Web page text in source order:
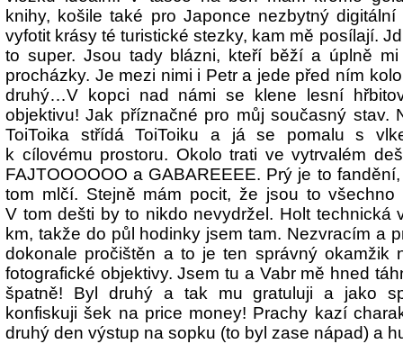
knihy, košile také pro Japonce nezbytný
vyfotit krásy té turistické stezky, kam mě posílají.
to super. Jsou tady blázni, kteří běží a úplně
procházky. Je mezi nimi i Petr a jede před ním
druhý…V kopci nad námi se klene lesní
objektivu! Jak příznačné pro můj současný stav.
ToiToika střídá ToiToiku a já se pomalu s
k cílovému prostoru. Okolo trati ve vytrvalém
FAJTOOOOOO a GABAREEEE. Prý je to
tom mlčí. Stejně mám pocit, že jsou to všechno
V tom dešti by to nikdo nevydržel. Holt technická
km, takže do půl hodinky jsem tam. Nezvracím a
dokonale pročištěn a to je ten správný okamžik
fotografické objektivy. Jsem tu a Vabr mě hned
špatně! Byl druhý a tak mu gratuluji a jako
konfiskuji šek na price money! Prachy kazí
druhý den výstup na sopku (to byl zase nápad) a